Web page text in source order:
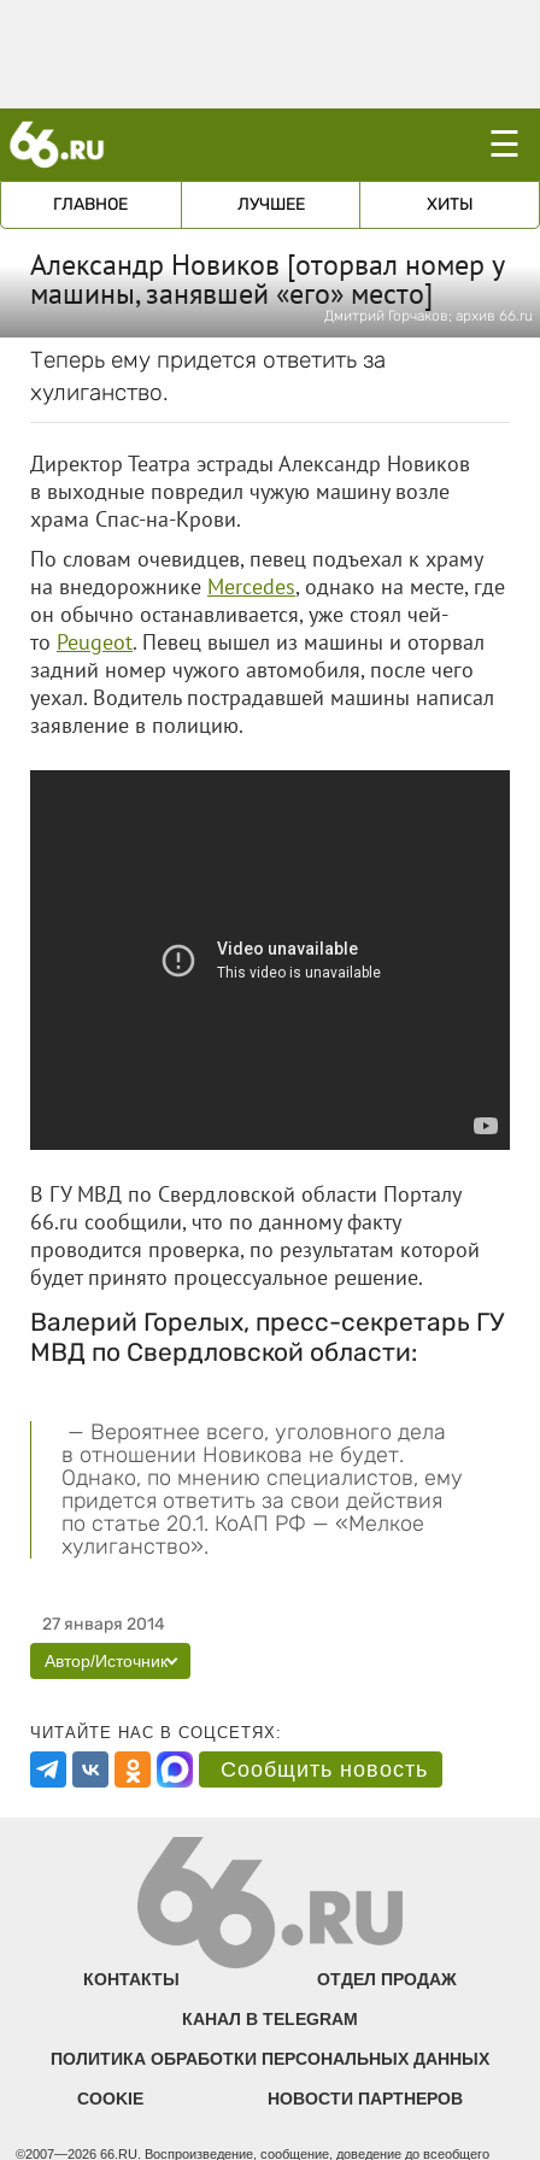
☰
ГЛАВНОЕ ЛУЧШЕЕ ХИТЫ
Александр Новиков [оторвал номер у
машины, занявшей «его» место]
Дмитрий Горчаков; архив 66.ru
Теперь ему придется ответить за
хулиганство.
Директор Театра эстрады Александр Новиков
в выходные повредил чужую машину возле
храма Спас-на-Крови.
По словам очевидцев, певец подъехал к храму
на внедорожнике Mercedes, однако на месте, где
он обычно останавливается, уже стоял чей-
то Peugeot. Певец вышел из машины и оторвал
задний номер чужого автомобиля, после чего
уехал. Водитель пострадавшей машины написал
заявление в полицию.
В ГУ МВД по Свердловской области Порталу
66.ru сообщили, что по данному факту
проводится проверка, по результатам которой
будет принято процессуальное решение.
Валерий Горелых, пресс-секретарь ГУ
МВД по Свердловской области:
— Вероятнее всего, уголовного дела
в отношении Новикова не будет.
Однако, по мнению специалистов, ему
придется ответить за свои действия
по статье 20.1. КоАП РФ — «Мелкое
хулиганство».
27 января 2014
Автор/Источник
ЧИТАЙТЕ НАС В СОЦСЕТЯХ:
Сообщить новость
КОНТАКТЫ ОТДЕЛ ПРОДАЖ
КАНАЛ В TELEGRAM
ПОЛИТИКА ОБРАБОТКИ ПЕРСОНАЛЬНЫХ ДАННЫХ
COOKIE НОВОСТИ ПАРТНЕРОВ
©2007—2026 66.RU. Воспроизведение, сообщение, доведение до всеобщего